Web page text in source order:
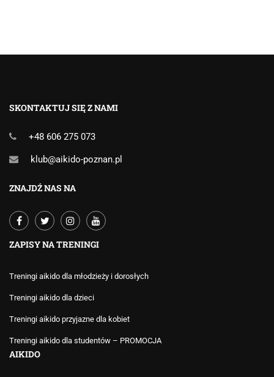
SKONTAKTUJ SIĘ Z NAMI
+48 606 275 073
klub@aikido-poznan.pl
ZNAJDŹ NAS NA
ZAPISY NA TRENINGI
Treningi aikido dla młodzieży i dorosłych
Treningi aikido dla dzieci
Treningi aikido przyjazne dla kobiet
Treningi aikido dla studentów – PROMOCJA
AIKIDO